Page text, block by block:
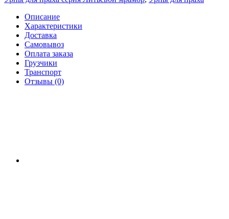
Описание
Характеристики
Доставка
Самовывоз
Оплата заказа
Грузчики
Транспорт
Отзывы (0)